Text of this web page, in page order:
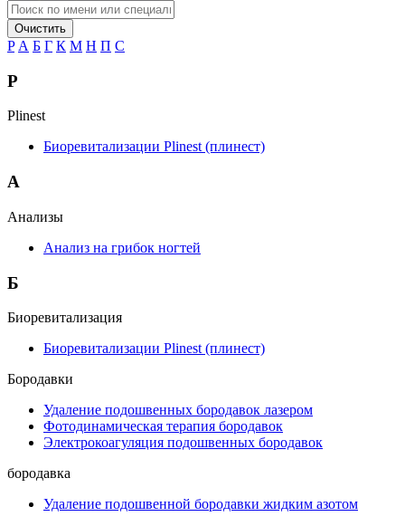
Очистить
P А Б Г К М Н П С
P
Plinest
Биоревитализации Plinest (плинест)
А
Анализы
Анализ на грибок ногтей
Б
Биоревитализация
Биоревитализации Plinest (плинест)
Бородавки
Удаление подошвенных бородавок лазером
Фотодинамическая терапия бородавок
Электрокоагуляция подошвенных бородавок
бородавка
Удаление подошвенной бородавки жидким азотом